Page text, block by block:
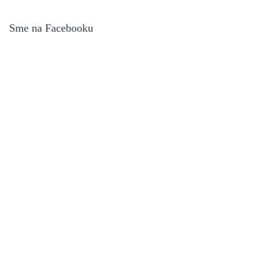
Sme na Facebooku